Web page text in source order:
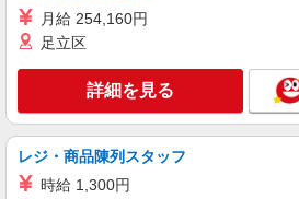
月給 254,160円
足立区
詳細を見る
レジ・商品陳列スタッフ
時給 1,300円